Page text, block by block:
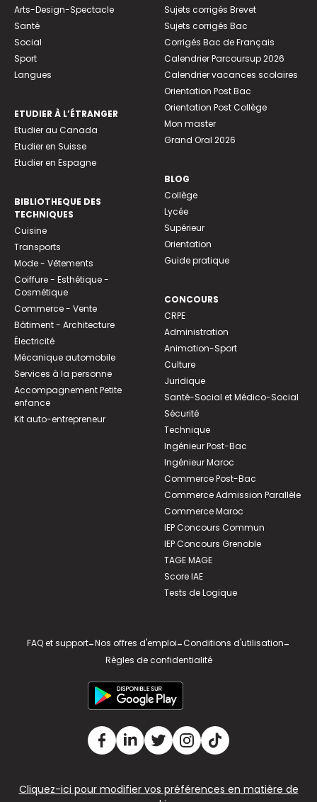
Arts-Design-Spectacle
Santé
Social
Sport
Langues
ETUDIER À L’ÉTRANGER
Etudier au Canada
Etudier en Suisse
Etudier en Espagne
BIBLIOTHEQUE DES
TECHNIQUES
Cuisine
Transports
Mode - Vêtements
Coiffure - Esthétique -
Cosmétique
Commerce - Vente
Bâtiment - Architecture
Électricité
Mécanique automobile
Services à la personne
Accompagnement Petite
enfance
Kit auto-entrepreneur
Sujets corrigés Brevet
Sujets corrigés Bac
Corrigés Bac de Français
Calendrier Parcoursup 2026
Calendrier vacances scolaires
Orientation Post Bac
Orientation Post Collège
Mon master
Grand Oral 2026
BLOG
Collège
Lycée
Supérieur
Orientation
Guide pratique
CONCOURS
CRPE
Administration
Animation-Sport
Culture
Juridique
Santé-Social et Médico-Social
Sécurité
Technique
Ingénieur Post-Bac
Ingénieur Maroc
Commerce Post-Bac
Commerce Admission Parallèle
Commerce Maroc
IEP Concours Commun
IEP Concours Grenoble
TAGE MAGE
Score IAE
Tests de Logique
FAQ et support-Nos offres d'emploi-Conditions d'utilisation-
Règles de confidentialité
Cliquez-ici pour modifier vos préférences en matière de